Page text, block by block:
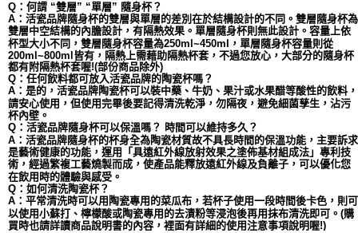
Q：何謂 “雙層” “單層” 隨身杯？
A：活瓷品牌隨身杯的雙層與單層的差別在於結構設計的不同。雙層隨身杯為
雙層中空結構的內膽設計，有隔熱效果。單層隨身杯則無此設計。容量上依
杯型大小不同， 雙層隨身杯容量為250ml~450ml，單層隨身杯容量則從
200ml~800ml皆有，隔熱上需藉助隔熱杯套，不過您放心，大部分的隨身杯
都有附隔熱杯套喔!(部份商品除外)
Q：任何飲料都可放入活瓷品牌的陶瓷杯嗎？
A：是的，活瓷品牌陶瓷杯可以裝中藥、牛奶、果汁或水果醋等酸性的飲料，
請安心使用，但使用完畢後要記得清洗乾淨，勿隔夜，避免細菌孳生，沾污
杯內壁。
Q：活瓷品牌隨身杯可以保溫嗎？ 時間可以維持多久？
A：活瓷品牌隨身杯的杯身全為陶瓷材質故不具長時間的保溫功能，主要訴求
是藝術健康的功能，運用「具遠紅外線放射效果之塗佈基材組成法」專利技
術，經過繁複工藝燒製而成，使產品能釋放遠紅外線及負離子，可以優化您
在飲用時的體驗與感受。
Q：如何清洗陶瓷杯？
A：平常清洗時可以用陶瓷專用的菜瓜布，若杯子使用一段時間後卡色，則可
以使用小蘇打、檸檬酸或陶瓷專用的去漬粉等浸泡後再用抹布清洗即可。(購
買時也請詳讀商品說明書的內容，裡面有詳細的使用注意事項說明喔!)